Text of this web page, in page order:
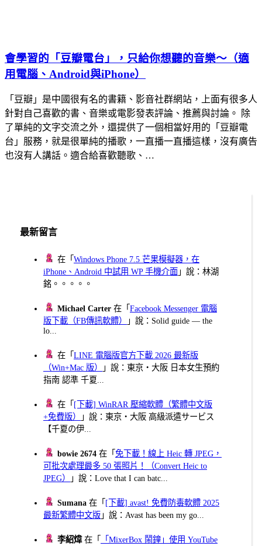
會學習的「豆瓣電台」，只給你想聽的音樂～（適
用電腦、Android與iPhone）
「豆瓣」是中國很有名的書籍、影音社群網站，上面有很多人
針對自己喜歡的書、音樂或電影發表評論、推薦與討論。 除
了單純的文字交流之外，還提供了一個相當好用的「豆瓣電
台」服務，就是很單純的播歌，一直播一直播這樣，沒有廣告
也沒有人講話。適合給喜歡聽歌、…
最新留言
在「Windows Phone 7.5 芒果模擬器，在
iPhone、Android 中試用 WP 手機介面 」說：林湖
銘。。。。。
Michael Carter 在「Facebook Messenger 電腦
版下載（FB傳訊軟體）
」說：Solid guide — the
lo...
在「LINE 電腦版官方下載 2026 最新版
（Win+Mac 版）
」說：東京・大阪 日本女生預約
指南 認準 千夏...
在「 [下載] WinRAR 壓縮軟體（繁體中文版
+免費版）
」說：東京・大阪 高級派遣サービス
【千夏の伊...
bowie 2674 在「免下載！線上 Heic 轉 JPEG，
可批次處理最多 50 張照片！（Convert Heic to
JPEG）
」說：Love that I can batc...
Sumana 在「 [下載] avast! 免費防毒軟體 2025
最新繁體中文版 」說：Avast has been my go...
李紹煒在「
「MixerBox 鬧鐘」使用 YouTube